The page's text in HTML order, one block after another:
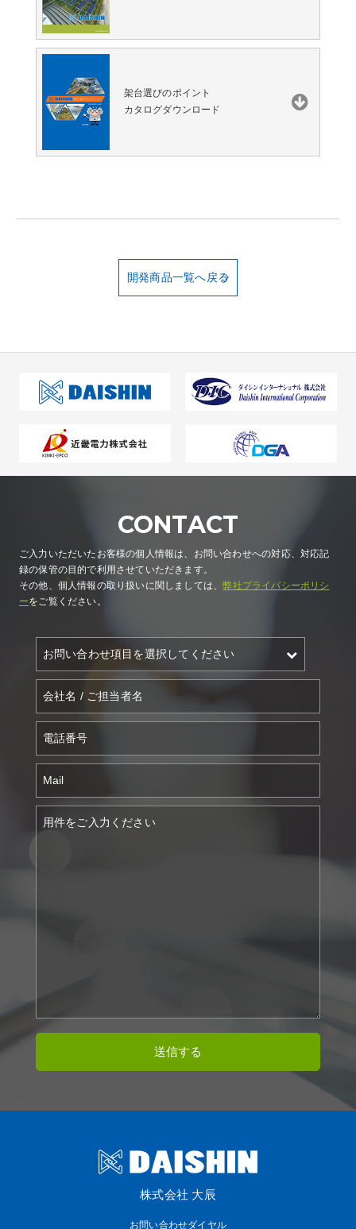
架台選びのポイント
カタログダウンロード
開発商品一覧へ戻る
CONTACT
ご入力いただいたお客様の個人情報は、お問い合わせへの対応、対応記
録の保管の目的で利用させていただきます。
その他、個人情報の取り扱いに関しましては、弊社プライバシーポリシ
ーをご覧ください。
株式会社 大辰
お問い合わせダイヤル